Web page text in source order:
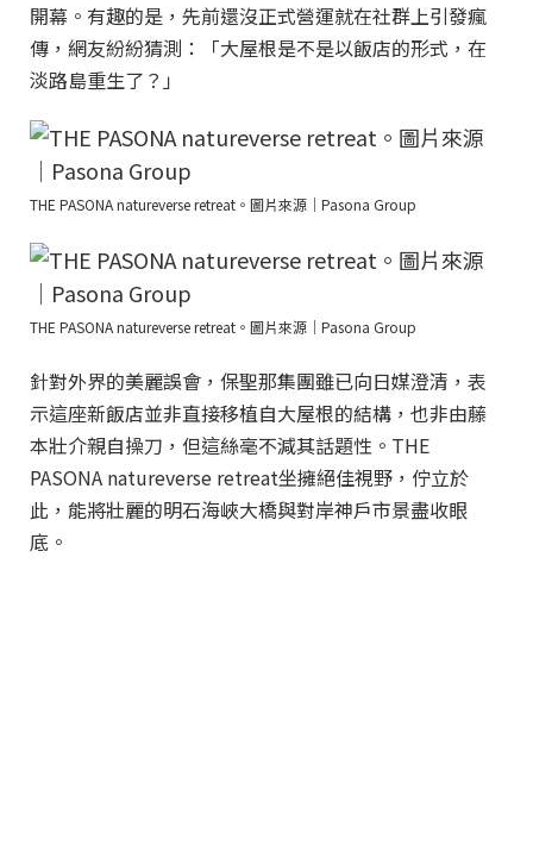
開幕。有趣的是，先前還沒正式營運就在社群上引發瘋
傳，網友紛紛猜測：「大屋根是不是以飯店的形式，在
淡路島重生了？」
THE PASONA natureverse retreat。圖片來源｜Pasona Group
THE PASONA natureverse retreat。圖片來源｜Pasona Group
針對外界的美麗誤會，保聖那集團雖已向日媒澄清，表
示這座新飯店並非直接移植自大屋根的結構，也非由藤
本壯介親自操刀，但這絲毫不減其話題性。THE
PASONA natureverse retreat坐擁絕佳視野，佇立於
此，能將壯麗的明石海峽大橋與對岸神戶市景盡收眼
底。